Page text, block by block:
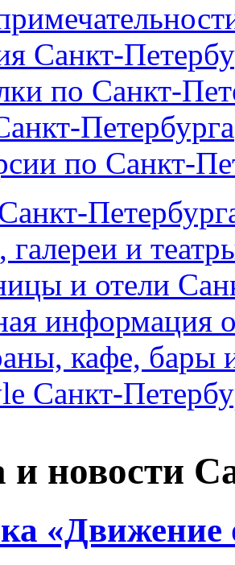
Санкт-
по Санкт-
Петербурга
по Санкт-
и
и отели
информация
кафе, бары
Санкт-
новости
«Движение